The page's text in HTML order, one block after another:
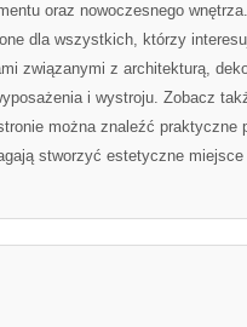
oraz nowoczesnego
dla wszystkich, którzy
związanymi z architekturą,
i wystroju. Zobacz
można znaleźć praktyczne
stworzyć estetyczne